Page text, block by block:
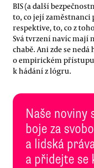
BIS (a další
to, co její zaměstnanci
respektive, to, co z
Svá tvrzení navíc mají
chabě. Ani zde se
o empirickém
k hádání z lógru.
Naše
boje za
a lidská
a přidejte se